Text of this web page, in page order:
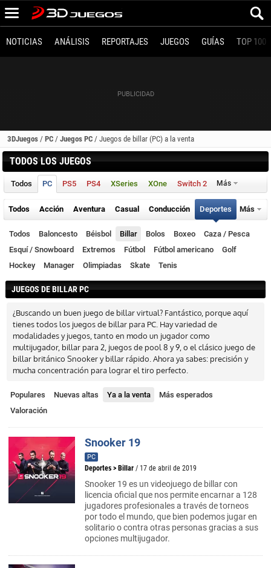
NOTICIAS ANÁLISIS REPORTAJES JUEGOS GUÍAS TOP 100
3DJuegos / PC / Juegos PC / Juegos de billar (PC) a la venta
TODOS LOS JUEGOS
Todos PC PS5 PS4 XSeries XOne Switch 2 Más
Todos Acción Aventura Casual Conducción Deportes Más
Todos Baloncesto Béisbol Billar Bolos Boxeo
Caza / Pesca
Esquí / Snowboard
Extremos Fútbol Fútbol americano
Golf
Hockey
Manager Olimpiadas Skate Tenis
JUEGOS DE BILLAR PC
¿Buscando un buen juego de billar virtual? Fantástico, porque aquí
tienes todos los juegos de billar para PC. Hay variedad de
modalidades y juegos, tanto en modo un jugador como
multijugador, billar para 2, juegos de pool 8 y 9, o el clásico juego de
billar británico Snooker y billar rápido. Ahora ya sabes: precisión y
mucha concentración para lograr el tiro perfecto.
Populares Nuevas altas Ya a la venta
Más esperados
Valoración
Snooker 19
PC
Deportes > Billar / 17 de abril de 2019
Snooker 19 es un videojuego de billar con
licencia oficial que nos permite encarnar a 128
jugadores profesionales a través de torneos
por todo el mundo, que bien podemos jugar en
solitario o contra otras personas gracias a sus
opciones multijugador.